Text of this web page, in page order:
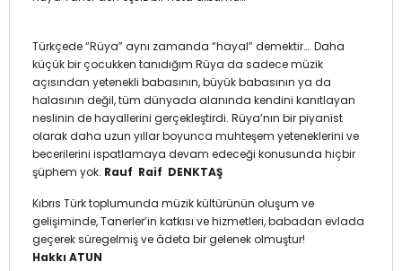
Türkçede “Rüya” aynı zamanda “hayal” demektir…. Daha
küçük bir çocukken tanıdığım Rüya da sadece müzik
açısından yetenekli babasının, büyük babasının ya da
halasının değil, tüm dünyada alanında kendini kanıtlayan
neslinin de hayallerini gerçekleştirdi. Rüya’nın bir piyanist
olarak daha uzun yıllar boyunca muhteşem yeteneklerini ve
becerilerini ispatlamaya devam edeceği konusunda hiçbir
şüphem yok. Rauf Raif DENKTAŞ
Kıbrıs Türk toplumunda müzik kültürünün oluşum ve
gelişiminde, Tanerler’in katkısı ve hizmetleri, babadan evlada
geçerek süregelmiş ve âdeta bir gelenek olmuştur!
Hakkı ATUN